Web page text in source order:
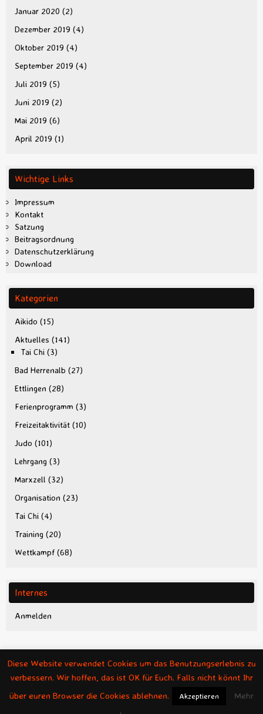
Januar 2020 (2)
Dezember 2019 (4)
Oktober 2019 (4)
September 2019 (4)
Juli 2019 (5)
Juni 2019 (2)
Mai 2019 (6)
April 2019 (1)
Wichtige Links
Impressum
Kontakt
Satzung
Beitragsordnung
Datenschutzerklärung
Download
Kategorien
Aikido (15)
Aktuelles (141)
Tai Chi (3)
Bad Herrenalb (27)
Ettlingen (28)
Ferienprogramm (3)
Freizeitaktivität (10)
Judo (101)
Lehrgang (3)
Marxzell (32)
Organisation (23)
Tai Chi (4)
Training (20)
Wettkampf (68)
Internes
Anmelden
Diese Website verwendet Cookies um das Benutzungserlebnis zu
verbessern. Wir hoffen, das ist OK für Euch. Falls nicht könnt Ihr
über euren Browser die Cookies ablehnen.
Akzeptieren
Mehr